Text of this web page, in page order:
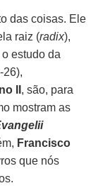
das coisas. Ele
raiz (radix),
estudo da
26),
II , são, para
mostram as
Francisco
que nós